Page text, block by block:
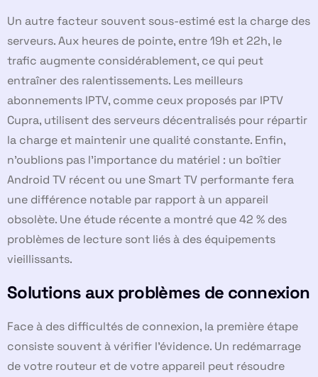
Un autre facteur souvent sous-estimé est la charge des
serveurs. Aux heures de pointe, entre 19h et 22h, le
trafic augmente considérablement, ce qui peut
entraîner des ralentissements. Les meilleurs
abonnements IPTV, comme ceux proposés par IPTV
Cupra, utilisent des serveurs décentralisés pour répartir
la charge et maintenir une qualité constante. Enfin,
n’oublions pas l’importance du matériel : un boîtier
Android TV récent ou une Smart TV performante fera
une différence notable par rapport à un appareil
obsolète. Une étude récente a montré que 42 % des
problèmes de lecture sont liés à des équipements
vieillissants.
Solutions aux problèmes de connexion
Face à des difficultés de connexion, la première étape
consiste souvent à vérifier l’évidence. Un redémarrage
de votre routeur et de votre appareil peut résoudre